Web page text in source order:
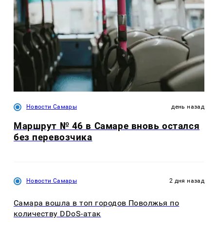
Новости Самары день назад
Маршрут № 46 в Самаре вновь остался
без перевозчика
Новости Самары 2 дня назад
Самара вошла в топ городов Поволжья по
количеству DDoS-атак